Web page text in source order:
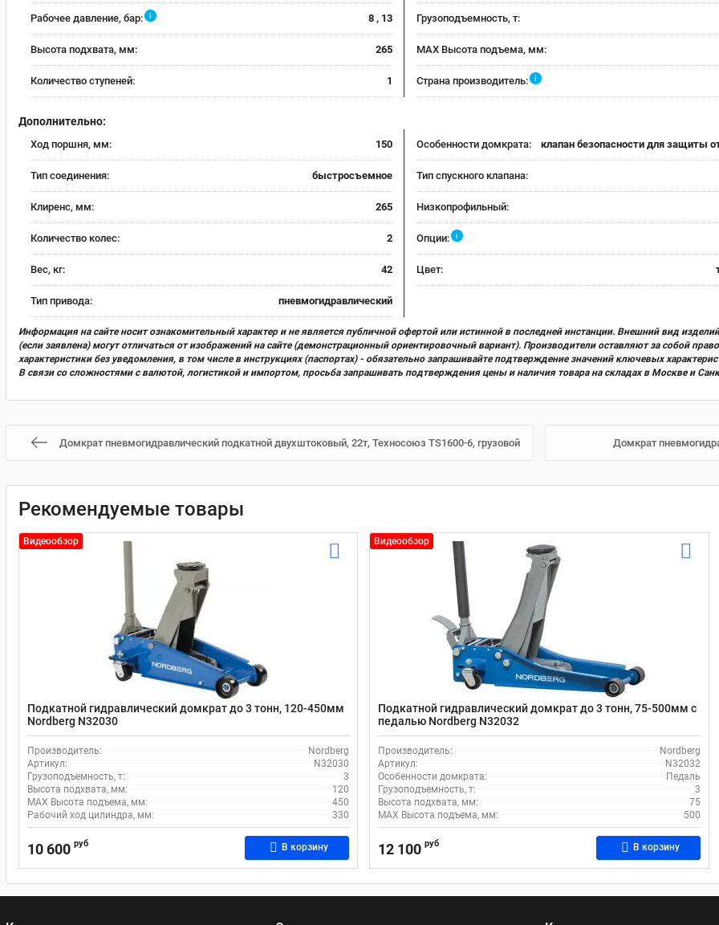
Рабочее давление, бар: i 8 , 13 Грузоподъемность, т:
Высота подхвата, мм: 265 MAX Высота подъема, мм:
Количество ступеней: 1 Страна производитель: i
Дополнительно:
Ход поршня, мм: 150 Особенности домкрата: клапан безопасности для защиты
Тип соединения: быстросъемное Тип спускного клапана:
Клиренс, мм: 265 Низкопрофильный:
Количество колес: 2 Опции: i
Вес, кг: 42 Цвет:
Тип привода: пневмогидравлический
Информация на сайте носит ознакомительный характер и не является публичной офертой или истинной в последней инстанции. Внешний вид
(если заявлена) могут отличаться от изображений на сайте (демонстрационный ориентировочный вариант). Производители оставляют за собой
характеристики без уведомления, в том числе в инструкциях (паспортах) - обязательно запрашивайте подтверждение значений ключевых
В связи со сложностями с валютой, логистикой и импортом, просьба запрашивать подтверждения цены и наличия товара на складах в Москве и
Домкрат пневмогидравлический подкатной двухштоковый, 22т, Техносоюз TS1600-6, грузовой Домкрат
Рекомендуемые товары
Видеообзор
Подкатной гидравлический домкрат до 3 тонн, 120-450мм
Nordberg N32030
Производитель:
Nordberg
Артикул:
N32030
Грузоподъемность, т:
3
Высота подхвата, мм:
120
MAX Высота подъема, мм:
450
Рабочий ход цилиндра, мм:
330
10 600 руб В корзину
Видеообзор
Подкатной гидравлический домкрат до 3 тонн, 75-500мм с
педалью Nordberg N32032
Производитель:
Nordberg
Артикул:
N32032
Особенности домкрата:
Педаль
Грузоподъемность, т:
3
Высота подхвата, мм:
75
MAX Высота подъема, мм:
500
12 100 руб В корзину